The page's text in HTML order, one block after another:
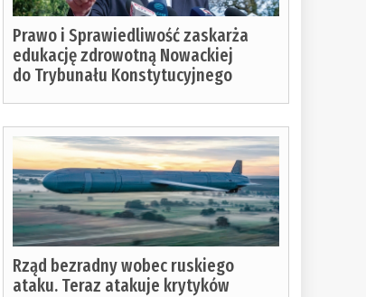
Prawo i Sprawiedliwość zaskarża
edukację zdrowotną Nowackiej
do Trybunału Konstytucyjnego
Rząd bezradny wobec ruskiego
ataku. Teraz atakuje krytyków